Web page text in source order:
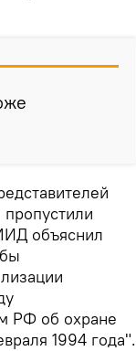
объяснил
РФ об охране
1994 года".